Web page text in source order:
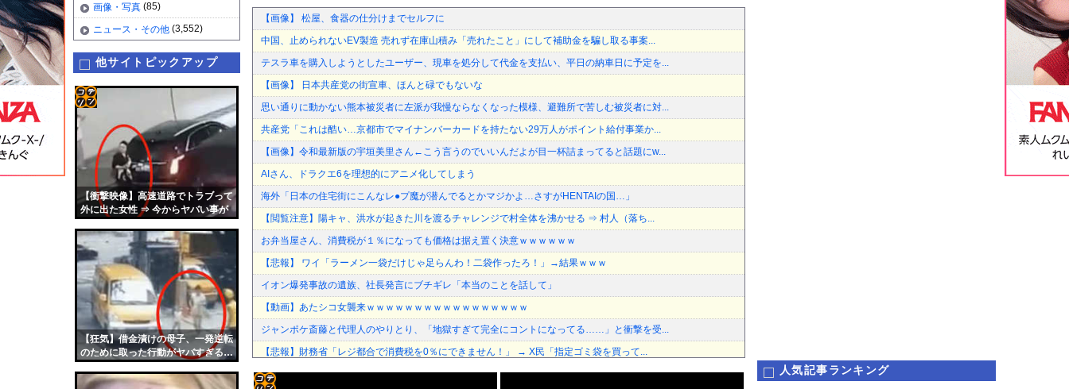
画像・写真 (85)
ニュース・その他 (3,552)
他サイトピックアップ
【衝撃映像】高速道路でトラブって
外に出た女性 ⇒ 今からヤバい事が
【狂気】借金漬けの母子、一発逆転
のために取った行動がヤバすぎる…
コテ
リン
- 固
定リ
ンク
自動
更新
ツー
ル
【画像】 松屋、食器の仕分けまでセルフに
中国、止められないEV製造 売れず在庫山積み「売れたこと」にして補助金を騙し取る事案...
テスラ車を購入しようとしたユーザー、現車を処分して代金を支払い、平日の納車日に予定を...
【画像】 日本共産党の街宣車、ほんと碌でもないな
思い通りに動かない熊本被災者に左派が我慢ならなくなった模様、避難所で苦しむ被災者に対...
共産党「これは酷い…京都市でマイナンバーカードを持たない29万人がポイント給付事業か...
【画像】令和最新版の宇垣美里さん←こう言うのでいいんだよが目一杯詰まってると話題にw...
AIさん、ドラクエ6を理想的にアニメ化してしまう
海外「日本の住宅街にこんなレ●プ魔が潜んでるとかマジかよ…さすがHENTAIの国…」
【閲覧注意】陽キャ、洪水が起きた川を渡るチャレンジで村全体を沸かせる ⇒ 村人（落ち...
お弁当屋さん、消費税が１％になっても価格は据え置く決意ｗｗｗｗｗｗ
【悲報】 ワイ「ラーメン一袋だけじゃ足らんわ！二袋作ったろ！」→結果ｗｗｗ
イオン爆発事故の遺族、社長発言にブチギレ「本当のことを話して」
【動画】あたシコ女襲来ｗｗｗｗｗｗｗｗｗｗｗｗｗｗｗｗｗ
ジャンポケ斎藤と代理人のやりとり、「地獄すぎて完全にコントになってる……」と衝撃を受...
【悲報】財務省「レジ都合で消費税を0％にできません！」 → X民「指定ゴミ袋を買って...
【悲報】今度はシャインマスカット約400房が果樹園から盗まれる 参議院議員「日本人で...
人気記事ランキング